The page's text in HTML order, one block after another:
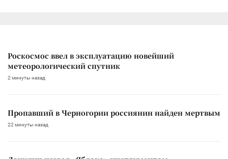
Роскосмос ввел в эксплуатацию новейший
метеорологический спутник
2 минуты назад
Пропавший в Черногории россиянин найден мертвым
22 минуты назад